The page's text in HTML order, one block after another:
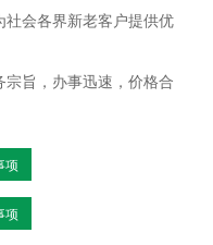
会各界新老客户提供优
旨，办事迅速，价格合
项
项